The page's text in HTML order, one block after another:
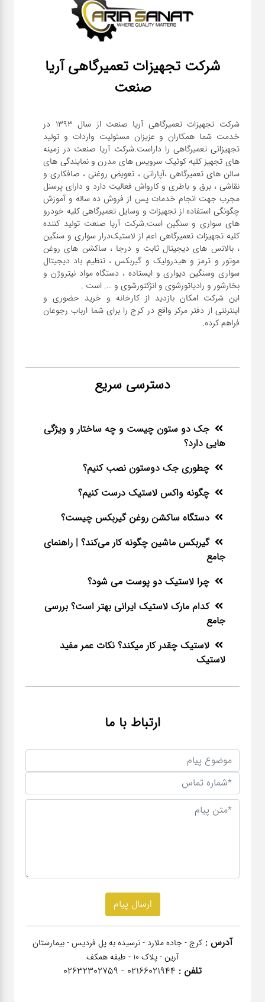
شرکت تجهیزات تعمیرگاهی آریا
صنعت
شرکت تجهیزات تعمیرگاهی آریا صنعت از سال ۱۳۹۳ در
خدمت شما همکاران و عزیزان مسئولیت واردات و تولید
تجهیزاتی تعمیرگاهی را داراست.شرکت آریا صنعت در زمینه
های تجهیز کلیه کوئیک سرویس های مدرن و نمایندگی های
سالن های تعمیرگاهی ،آپاراتی ، تعویض روغنی ، صافکاری و
نقاشی ، برق و باطری و کارواش فعالیت دارد و دارای پرسنل
مجرب جهت انجام خدمات پس از فروش ده ساله و آموزش
چگونگی استفاده از تجهیزات و وسایل تعمیرگاهی کلیه خودرو
های سواری و سنگین است.شرکت آریا صنعت تولید کننده
کلیه تجهیزات تعمیرگاهی اعم از لاستیک‌درار سواری و ‌سنگین
، بالانس های دیجیتال ثابت و درجا ، ساکشن های روغن
موتور و ترمز و هیدرولیک و گیربکس ، تنظیم باد دیجیتال
سواری و‌سنگین دیواری و ایستاده ، دستگاه مواد نیتروژن و
این شرکت امکان بازدید از کارخانه و خرید حضوری و
اینترنتی از دفتر مرکز واقع در کرج را برای شما ارباب رجوعان
فراهم کرده.
دسترسی سریع
جک دو ستون چیست و چه ساختار و ویژگی
هایی دارد؟
چطوری جک دوستون نصب کنیم؟
چگونه واکس لاستیک درست کنیم؟
دستگاه ساکشن روغن گیربکس چیست؟
گیربکس ماشین چگونه کار می‌کند؟ | راهنمای
جامع
چرا لاستیک دو پوست می شود؟
کدام مارک لاستیک ایرانی بهتر است؟ بررسی
جامع
لاستیک چقدر کار میکند؟ نکات عمر مفید
لاستیک
ارتباط با ما
آدرس : کرج - جاده ملارد - نرسیده به پل فردیس - بیمارستان
آرین - پلاک 10 - طبقه همکف
تلفن : 02166021944 - 02632302759